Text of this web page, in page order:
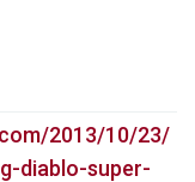
2013/10/23/
diablo-super-